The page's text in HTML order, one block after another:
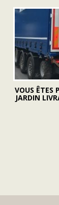
VOUS ÊTES
JARDIN